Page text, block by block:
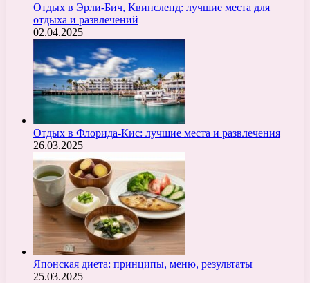
Отдых в Эрли-Бич, Квинсленд: лучшие места для
отдыха и развлечений
02.04.2025
Отдых в Флорида-Кис: лучшие места и развлечения
26.03.2025
Японская диета: принципы, меню, результаты
25.03.2025